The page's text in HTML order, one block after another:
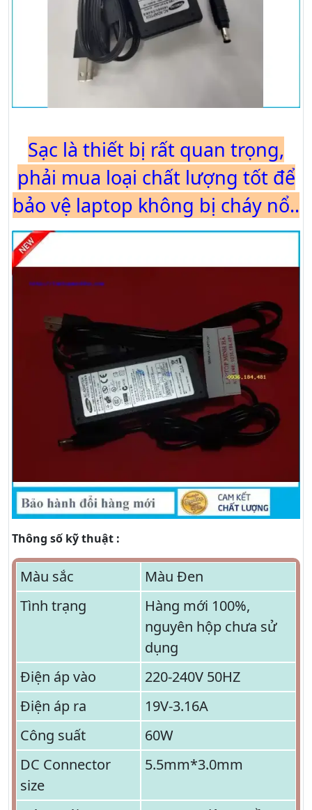
Sạc là thiết bị rất quan trọng,
phải mua loại chất lượng tốt để
bảo vệ laptop không bị cháy nổ..
Thông số kỹ thuật :
Màu sắc
Màu Đen
Tình trạng
Hàng mới 100%,
nguyên hộp chưa sử
dụng
Điện áp vào
220-240V 50HZ
Điện áp ra
19V-3.16A
Công suất
60W
DC Connector
size
5.5mm*3.0mm